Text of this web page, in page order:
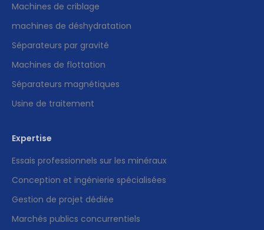
Machines de criblage
machines de déshydratation
Séparateurs par gravité
Machines de flottation
Séparateurs magnétiques
Usine de traitement
Expertise
Essais professionnels sur les minéraux
Conception et ingénierie spécialisées
Gestion de projet dédiée
Marchés publics concurrentiels